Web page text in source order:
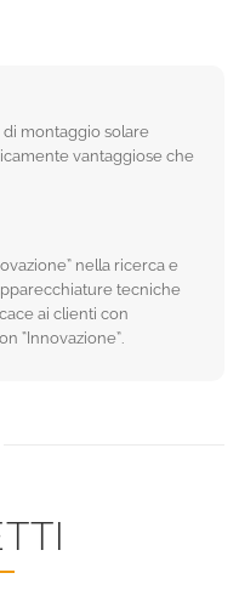
le installazioni solari.
montaggio solare
vantaggiose che
nella ricerca e
tecniche
ai clienti con
“Innovazione”.